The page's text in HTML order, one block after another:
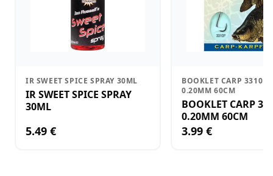
IR SWEET SPICE SPRAY 30ML
IR SWEET SPICE SPRAY
30ML
5.49 €
BOOKLET CARP 3310F
0.20MM 60CM
BOOKLET CARP
0.20MM 60CM
3.99 €